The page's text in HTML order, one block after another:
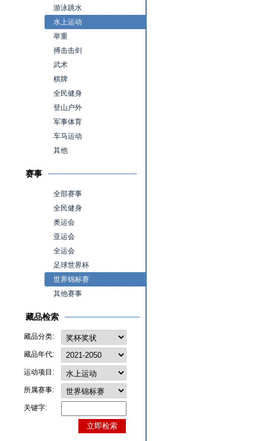
游泳跳水
水上运动
举重
搏击击剑
武术
棋牌
全民健身
登山户外
军事体育
车马运动
其他
赛事
全部赛事
全民健身
奥运会
亚运会
全运会
足球世界杯
世界锦标赛
其他赛事
藏品检索
藏品分类:
藏品年代:
运动项目:
所属赛事:
关键字: